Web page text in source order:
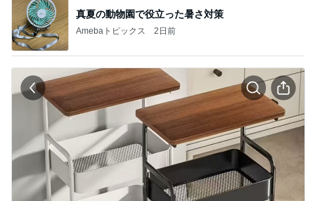
真夏の動物園で役立った暑さ対策
Amebaトピックス 2日前